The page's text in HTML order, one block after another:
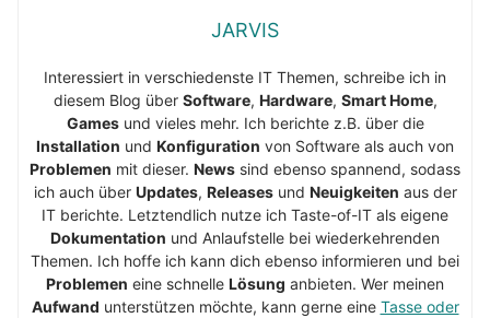
JARVIS
Interessiert in verschiedenste IT Themen, schreibe ich in
diesem Blog über Software, Hardware, Smart Home,
Gamesund vieles mehr. Ich berichte z.B. über die
Installation und Konfiguration von Software als auch von
Problemen mit dieser. News sind ebenso spannend, sodass
ich auch über Updates, Releasesund Neuigkeiten aus der
IT berichte. Letztendlich nutze ich Taste-of-IT als eigene
Dokumentation und Anlaufstelle bei wiederkehrenden
Themen. Ich hoffe ich kann dich ebenso informieren und bei
Problemen eine schnelle Lösung anbieten. Wer meinen
Aufwand unterstützen möchte, kann gerne eine Tasse oder